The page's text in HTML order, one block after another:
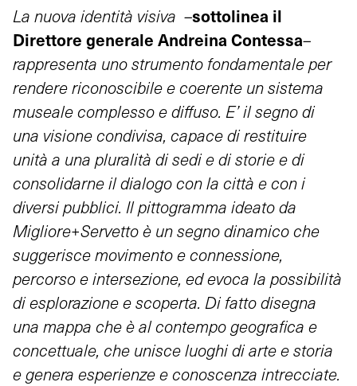
La nuova identità visiva –sottolinea il
Direttore generale Andreina Contessa–
rappresenta uno strumento fondamentale per
rendere riconoscibile e coerente un sistema
museale complesso e diffuso. E’ il segno di
una visione condivisa, capace di restituire
unità a una pluralità di sedi e di storie e di
consolidarne il dialogo con la città e con i
diversi pubblici. Il pittogramma ideato da
Migliore+Servetto è un segno dinamico che
suggerisce movimento e connessione,
percorso e intersezione, ed evoca la possibilità
di esplorazione e scoperta. Di fatto disegna
una mappa che è al contempo geografica e
concettuale, che unisce luoghi di arte e storia
e genera esperienze e conoscenza intrecciate.